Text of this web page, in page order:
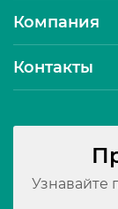
Компания
Контакты
Узнавайте